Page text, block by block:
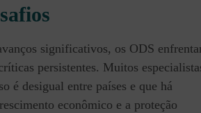
significativos, os ODS
persistentes. Muitos
é desigual entre países e que há
econômico e a proteção